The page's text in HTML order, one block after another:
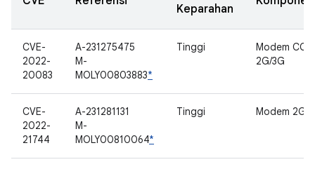
Keparahan
CVE-
2022-
20083
A-231275475
M-
MOLY00803883*
Tinggi
Modem CC
2G/3G
CVE-
2022-
21744
A-231281131
M-
MOLY00810064*
Tinggi Modem 2G